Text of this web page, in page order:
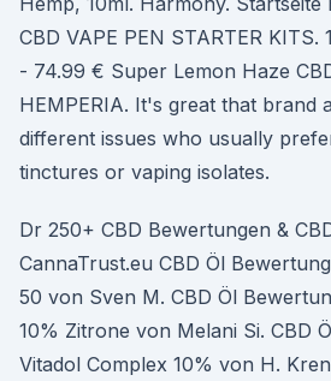
CBD VAPE PEN STARTER
- 74.99 € Super Lemon Haze
HEMPERIA. It's great that brand
different issues who usually
tinctures or vaping isolates.
Dr 250+ CBD Bewertungen &
CannaTrust.eu CBD Öl
50 von Sven M. CBD Öl
10% Zitrone von Melani Si. CBD
Vitadol Complex 10% von H.